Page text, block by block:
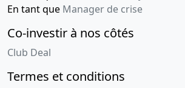
En tant que Manager de crise
Co-investir à nos côtés
Club Deal
Termes et conditions